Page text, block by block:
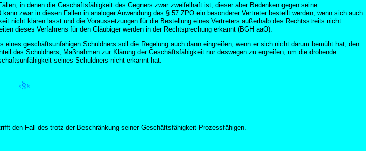
in denen die Geschäftsfähigkeit des Gegners zwar zweifelhaft ist, dieser aber Bedenken gegen seine
zwar in diesen Fällen in analoger Anwendung des § 57 ZPO ein besonderer Vertreter bestellt werden, wenn sich auch
nicht klären lässt und die Voraussetzungen für die Bestellung eines Vertreters außerhalb des Rechtsstreits nicht
dieses Verfahrens für den Gläubiger werden in der Rechtsprechung erkannt (BGH aaO).
geschäftsunfähigen Schuldners soll die Regelung auch dann eingreifen, wenn er sich nicht darum bemüht hat, den
des Schuldners, Maßnahmen zur Klärung der Geschäftsfähigkeit nur deswegen zu ergreifen, um die drohende
seines Schuldners nicht erkannt hat.
§§ §
den Fall des trotz der Beschränkung seiner Geschäftsfähigkeit Prozessfähigen.